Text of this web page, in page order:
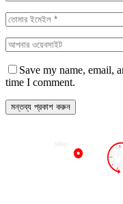
Save my name, email,
time I comment.